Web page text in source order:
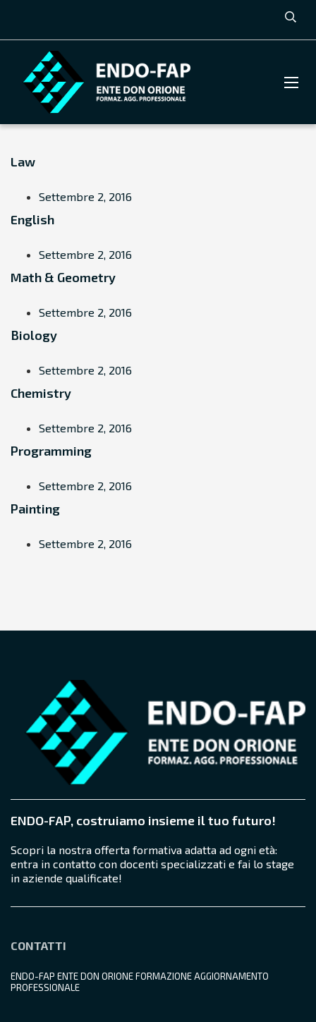
Law
Settembre 2, 2016
English
Settembre 2, 2016
Math & Geometry
Settembre 2, 2016
Biology
Settembre 2, 2016
Chemistry
Settembre 2, 2016
Programming
Settembre 2, 2016
Painting
Settembre 2, 2016
ENDO-FAP, costruiamo insieme il tuo futuro!
Scopri la nostra offerta formativa adatta ad ogni età:
entra in contatto con docenti specializzati e fai lo stage
in aziende qualificate!
CONTATTI
ENDO-FAP ENTE DON ORIONE FORMAZIONE AGGIORNAMENTO
PROFESSIONALE